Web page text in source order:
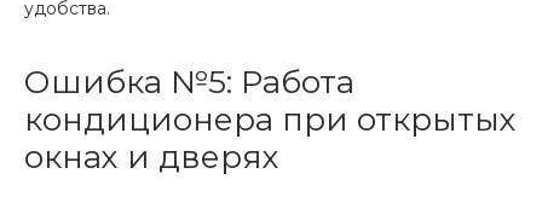
удобства.
Ошибка №5: Работа
кондиционера при открытых
окнах и дверях